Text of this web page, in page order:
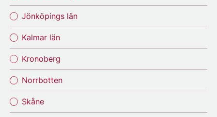
Jönköpings län
Kalmar län
Kronoberg
Norrbotten
Skåne